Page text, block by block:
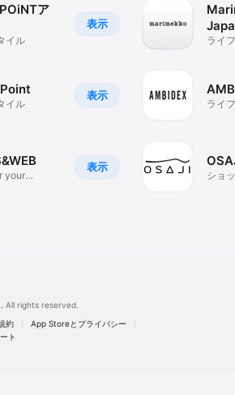
表示
ア
イル
表示
イル
表示
your
ライ
ライ
ショ
All rights reserved.
約
App Storeとプライバシー
ト